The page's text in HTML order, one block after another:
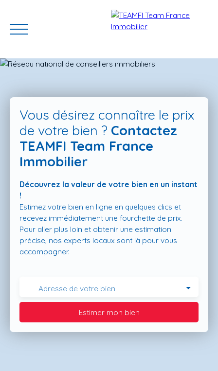
ACCUEIL ACHETER GERER VOTRE BIEN
Vous désirez connaître le prix
de votre bien ? Contactez
TEAMFI Team France
Immobilier
Découvrez la valeur de votre bien en un instant
!
Estimez votre bien en ligne en quelques clics et
recevez immédiatement une fourchette de prix.
Pour aller plus loin et obtenir une estimation
précise, nos experts locaux sont là pour vous
accompagner.
Adresse de votre bien
Estimer mon bien